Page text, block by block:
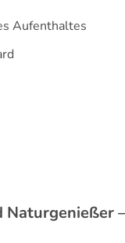
Aufenthaltes